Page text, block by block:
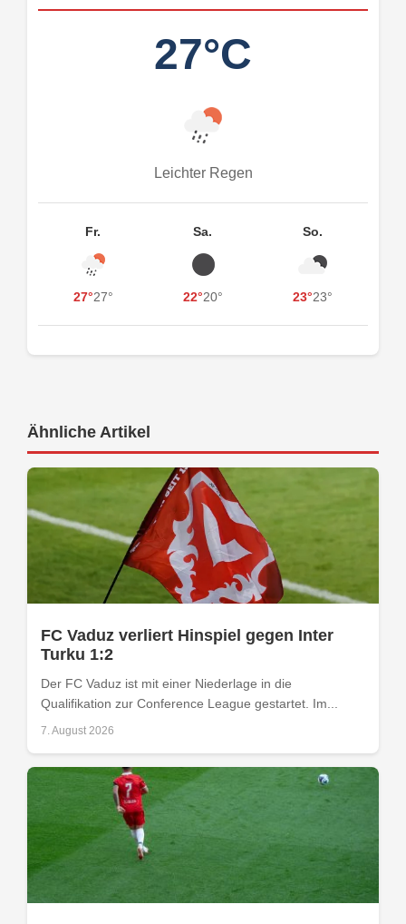
27°C
Leichter Regen
Fr.
27°27°
Sa.
22°20°
So.
23°23°
Ähnliche Artikel
FC Vaduz verliert Hinspiel gegen Inter
Turku 1:2
Der FC Vaduz ist mit einer Niederlage in die
Qualifikation zur Conference League gestartet. Im...
7. August 2026